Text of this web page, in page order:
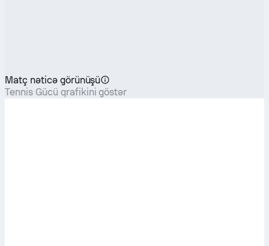
Matç nəticə görünüşü
Tennis Gücü qrafikini göstər